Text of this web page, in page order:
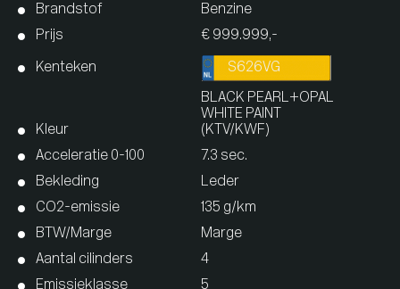
Brandstof
Benzine
Prijs
€ 999.999,-
Kenteken S626VG
Kleur
BLACK PEARL+OPAL
WHITE PAINT
(KTV/KWF)
Acceleratie 0-100
7.3 sec.
Bekleding
Leder
CO2-emissie
135 g/km
BTW/Marge
Marge
Aantal cilinders
4
Emissieklasse
5